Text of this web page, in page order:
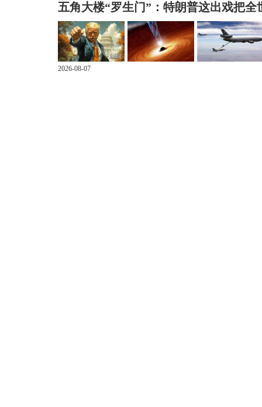
五角大楼“罗生门”：特朗普这出戏把全
2026-08-07